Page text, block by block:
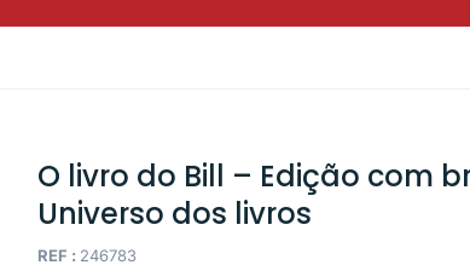
O livro do Bill – Edição com
Universo dos livros
REF : 246783